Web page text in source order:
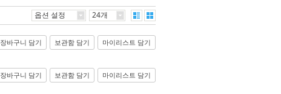
옵션 설정 24개
장바구니 담기 보관함 담기 마이리스트 담기
장바구니 담기 보관함 담기 마이리스트 담기